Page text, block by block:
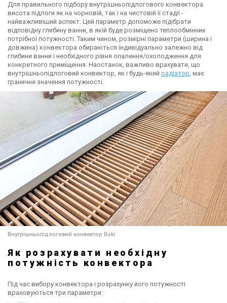
Для правильного підбору внутрішньопідлогового конвектора
висота підлоги як на чорновій, так і на чистовій її стадії -
найважливіший аспект. Цей параметр допоможе підібрати
відповідну глибину ванни, в якій буде розміщено теплообмінник
потрібної потужності. Таким чином, розмірні параметри (ширина і
довжина) конвектора обираються індивідуально залежно від
глибини ванни і необхідного рівня опалення/охолодження для
конкретного приміщення. Наостанок, важливо врахувати, що
внутрішньопідлоговий конвектор, як і будь-який радіатор, має
граничне значення потужності.
Внутрішньопідлоговий конвектор Boki
Як розрахувати необхідну
потужність конвектора
Під час вибору конвектора і розрахунку його потужності
враховуються три параметри: